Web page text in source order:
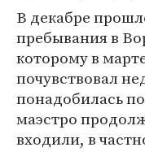
В декабре
пребывания в
которому в
почувствовал
понадобилась
маэстро
входили, в